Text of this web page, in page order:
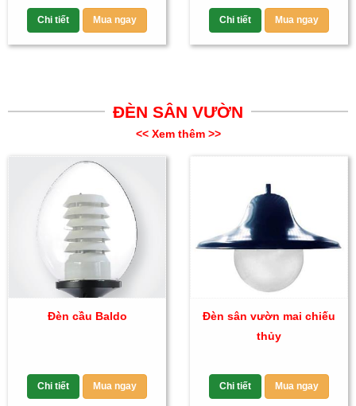
Chi tiết Mua ngay Chi tiết Mua ngay
ĐÈN SÂN VƯỜN
<< Xem thêm >>
Đèn cầu Baldo
Chi tiết Mua ngay
Đèn sân vườn mai chiếu
thủy
Chi tiết Mua ngay